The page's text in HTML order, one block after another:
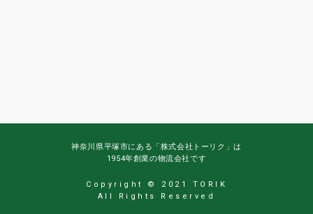
神奈川県平塚市にある「株式会社トーリク」は
1954年創業の物流会社です
Copyright © 2021 TORIK
All Rights Reserved